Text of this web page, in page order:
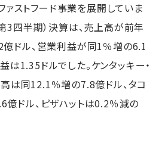
ァストフード事業を展開していま
3四半期）決算は、売上高が前年
ドル、営業利益が同1％増の6.1
は1.35ドルでした。ケンタッキー・
は同12.1％増の7.8億ドル、タコ
ドル、ピザハットは0.2％減の